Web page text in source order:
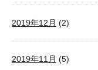
2019年12月 (2)
2019年11月 (5)